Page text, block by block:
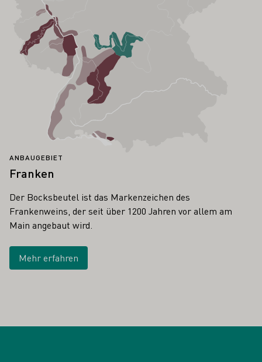
ANBAUGEBIET
Franken
Der Bocksbeutel ist das Markenzeichen des
Frankenweins, der seit über 1200 Jahren vor allem am
Main angebaut wird.
Mehr erfahren